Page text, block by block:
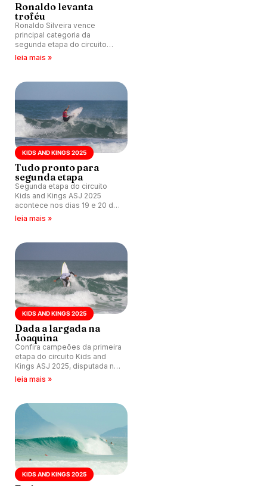
Ronaldo levanta
troféu
Ronaldo Silveira vence
principal categoria da
segunda etapa do circuito
Kids and ASJ 2025, disputada
todos campeões.
leia mais »
KIDS AND KINGS 2025
Tudo pronto para
segunda etapa
Segunda etapa do circuito
Kids and Kings ASJ 2025
acontece nos dias 19 e 20 de
julho na Praia da Joaquina,
leia mais »
KIDS AND KINGS 2025
Dada a largada na
Joaquina
Confira campeões da primeira
etapa do circuito Kids and
Kings ASJ 2025, disputada na
Praia da Joaquina,
leia mais »
KIDS AND KINGS 2025